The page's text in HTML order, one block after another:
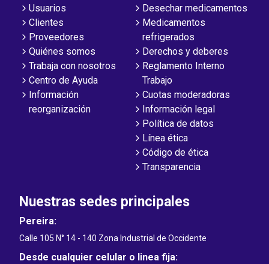
Usuarios
Clientes
Proveedores
Quiénes somos
Trabaja con nosotros
Centro de Ayuda
Información
reorganización
Desechar medicamentos
Medicamentos
refrigerados
Derechos y deberes
Reglamento Interno
Trabajo
Cuotas moderadoras
Información legal
Política de datos
Línea ética
Código de ética
Transparencia
Nuestras sedes principales
Pereira:
Calle 105 N° 14 - 140 Zona Industrial de Occidente
Desde cualquier celular o linea fija: